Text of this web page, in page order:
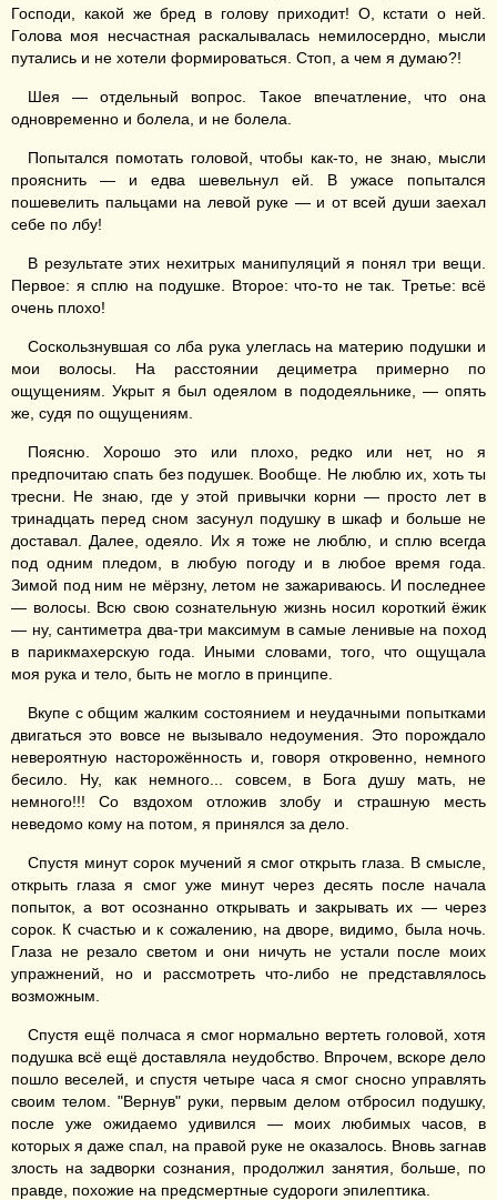
Господи, какой же бред в голову приходит! О, кстати о ней.
Голова моя несчастная раскалывалась немилосердно, мысли
путались и не хотели формироваться. Стоп, а чем я думаю?!
Шея — отдельный вопрос. Такое впечатление, что она
одновременно и болела, и не болела.
Попытался помотать головой, чтобы как-то, не знаю, мысли
прояснить — и едва шевельнул ей. В ужасе попытался
пошевелить пальцами на левой руке — и от всей души заехал
себе по лбу!
В результате этих нехитрых манипуляций я понял три вещи.
Первое: я сплю на подушке. Второе: что-то не так. Третье: всё
очень плохо!
Соскользнувшая со лба рука улеглась на материю подушки и
мои волосы. На расстоянии дециметра примерно по
ощущениям. Укрыт я был одеялом в пододеяльнике, — опять
же, судя по ощущениям.
Поясню. Хорошо это или плохо, редко или нет, но я
предпочитаю спать без подушек. Вообще. Не люблю их, хоть ты
тресни. Не знаю, где у этой привычки корни — просто лет в
тринадцать перед сном засунул подушку в шкаф и больше не
доставал. Далее, одеяло. Их я тоже не люблю, и сплю всегда
под одним пледом, в любую погоду и в любое время года.
Зимой под ним не мёрзну, летом не зажариваюсь. И последнее
— волосы. Всю свою сознательную жизнь носил короткий ёжик
— ну, сантиметра два-три максимум в самые ленивые на поход
в парикмахерскую года. Иными словами, того, что ощущала
моя рука и тело, быть не могло в принципе.
Вкупе с общим жалким состоянием и неудачными попытками
двигаться это вовсе не вызывало недоумения. Это порождало
невероятную насторожённость и, говоря откровенно, немного
бесило. Ну, как немного... совсем, в Бога душу мать, не
немного!!! Со вздохом отложив злобу и страшную месть
неведомо кому на потом, я принялся за дело.
Спустя минут сорок мучений я смог открыть глаза. В смысле,
открыть глаза я смог уже минут через десять после начала
попыток, а вот осознанно открывать и закрывать их — через
сорок. К счастью и к сожалению, на дворе, видимо, была ночь.
Глаза не резало светом и они ничуть не устали после моих
упражнений, но и рассмотреть что-либо не представлялось
возможным.
Спустя ещё полчаса я смог нормально вертеть головой, хотя
подушка всё ещё доставляла неудобство. Впрочем, вскоре дело
пошло веселей, и спустя четыре часа я смог сносно управлять
своим телом. "Вернув" руки, первым делом отбросил подушку,
после уже ожидаемо удивился — моих любимых часов, в
которых я даже спал, на правой руке не оказалось. Вновь загнав
злость на задворки сознания, продолжил занятия, больше, по
правде, похожие на предсмертные судороги эпилептика.